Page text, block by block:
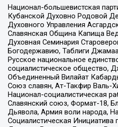
Национал-большевистская
Кубанской Духовно Родовой
Духовного Управления
Славянская Община Капища
Духовная Семинария
Богодержавию, Таблиги
Русское национальное
социалистическое общество,
Объединенный Вилайат
Союз славян, Ат-Такфир Валь-
Национал-социалистическая
Славянский союз, Формат-18,
Дьявола, Армия воли народа,
Социалистическая Инициатива